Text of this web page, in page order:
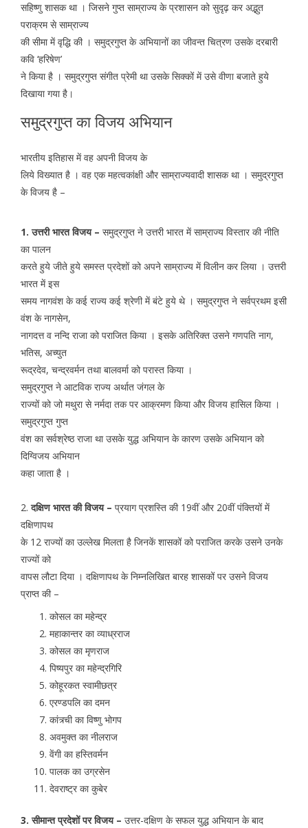
सहिष्णु शासक था । जिसने गुप्त साम्राज्य के प्रशासन को सुदृढ़ कर अद्भुत
पराक्रम से साम्राज्य
की सीमा में वृद्धि की । समुद्रगुप्त के अभियानों का जीवन्त चित्रण उसके दरबारी
कवि ‘हरिषेण’
ने किया है । समुद्रगुप्त संगीत प्रेमी था उसके सिक्कों में उसे वीणा बजाते हुये
दिखाया गया है।
समुद्रगुप्त का विजय अभियान
भारतीय इतिहास में वह अपनी विजय के
लिये विख्यात है । वह एक महत्वकांक्षी और साम्राज्यवादी शासक था । समुद्रगुप्त
के विजय है –
1. उत्तरी भारत विजय – समुद्रगुप्त ने उत्तरी भारत में साम्राज्य विस्तार की नीति
का पालन
करते हुये जीते हुये समस्त प्रदेशों को अपने साम्राज्य में विलीन कर लिया । उत्तरी
भारत में इस
समय नागवंश के कई राज्य कई श्रेणी में बंटे हुये थे । समुद्रगुप्त ने सर्वप्रथम इसी
वंश के नागसेन,
नागदत्त व नन्दि राजा को पराजित किया । इसके अतिरिक्त उसने गणपति नाग,
भतिस, अच्युत
रूद्रदेव, चन्द्रवर्मन तथा बालवर्मा को परास्त किया ।
समुद्रगुप्त ने आटविक राज्य अर्थात जंगल के
राज्यों को जो मथुरा से नर्मदा तक पर आक्रमण किया और विजय हासिल किया ।
समुद्रगुप्त गुप्त
वंश का सर्वश्रेष्ठ राजा था उसके युद्ध अभियान के कारण उसके अभियान को
दिग्विजय अभियान
कहा जाता है ।
2.दक्षिण भारत की विजय – प्रयाग प्रशस्ति की 19वीं और 20वीं पंक्तियों में
दक्षिणापथ
के 12 राज्यों का उल्लेख मिलता है जिनकें शासकों को पराजित करके उसने उनके
राज्यों को
वापस लौटा दिया । दक्षिणापथ के निम्नलिखित बारह शासकों पर उसने विजय
प्राप्त की –
कोसल का महेन्द्र
महाकान्तर का व्याध्रराज
कोसल का मृणराज
पिष्यपुर का महेन्द्रगिरि
कोहूरकत स्वामीछत्र
एरण्डपलि का दमन
कांत्र्ची का विष्णु भोगप
अवमुक्त का नीलराज
वेंगी का हस्तिवर्मन
पालक का उग्रसेन
देवराष्ट्र का कुबेर
3. सीमान्त प्रदेशों पर विजय – उत्तर-दक्षिण के सफल युद्ध अभियान के बाद